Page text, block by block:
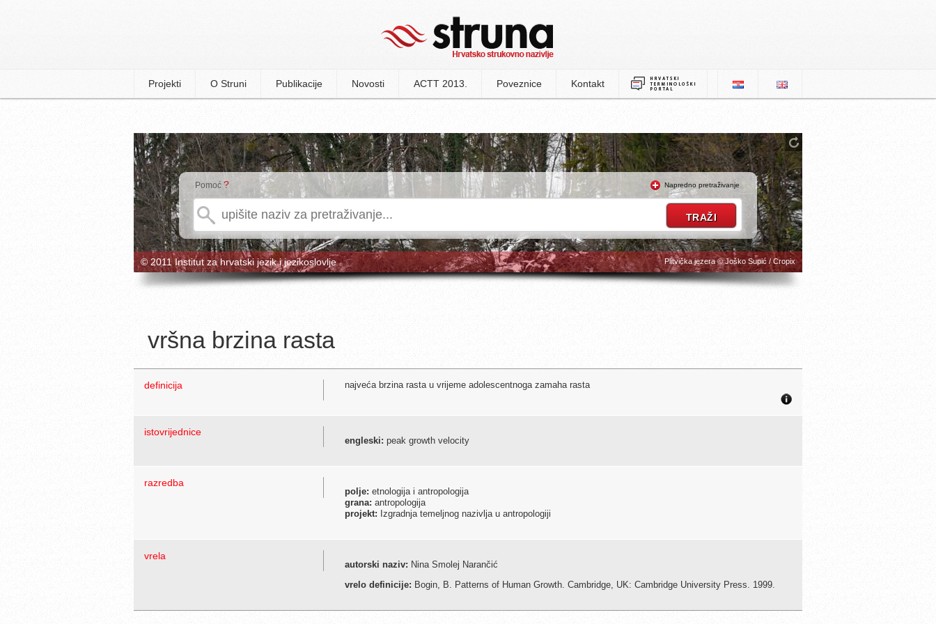
Projekti O Struni Publikacije Novosti ACTT 2013. Poveznice Kontakt
Pomoć ? Napredno pretraživanje
© 2011 Institut za hrvatski jezik i jezikoslovlje Plitvička jezera © Joško Supić / Cropix
vršna brzina rasta
definicija najveća brzina rasta u vrijeme adolescentnoga zamaha rasta
istovrijednice
engleski: peak growth velocity
razredba
polje: etnologija i antropologija
grana: antropologija
projekt: Izgradnja temeljnog nazivlja u antropologiji
vrela
autorski naziv: Nina Smolej Narančić
vrelo definicije: Bogin, B. Patterns of Human Growth. Cambridge, UK: Cambridge University Press. 1999.